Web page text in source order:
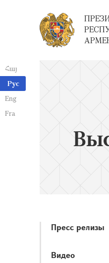
Հայ
Рус
Eng
Fra
Пресс релизы
Видео